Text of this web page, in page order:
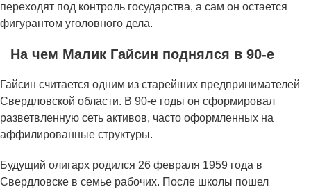
переходят под контроль государства, а сам он остается
фигурантом уголовного дела.
На чем Малик Гайсин поднялся в 90-е
Гайсин считается одним из старейших предпринимателей
Свердловской области. В 90-е годы он сформировал
разветвленную сеть активов, часто оформленных на
аффилированные структуры.
Будущий олигарх родился 26 февраля 1959 года в
Свердловске в семье рабочих. После школы пошел